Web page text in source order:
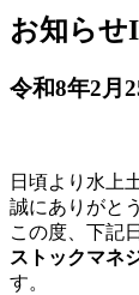
お知らせ
令和8年2月
日頃より水上
誠にありがと
この度、下記
ストックマネ
す。